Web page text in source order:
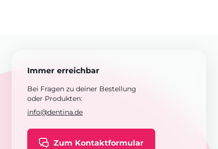
Immer erreichbar
Bei Fragen zu deiner Bestellung
oder Produkten:
info@dentina.de
Zum Kontaktformular